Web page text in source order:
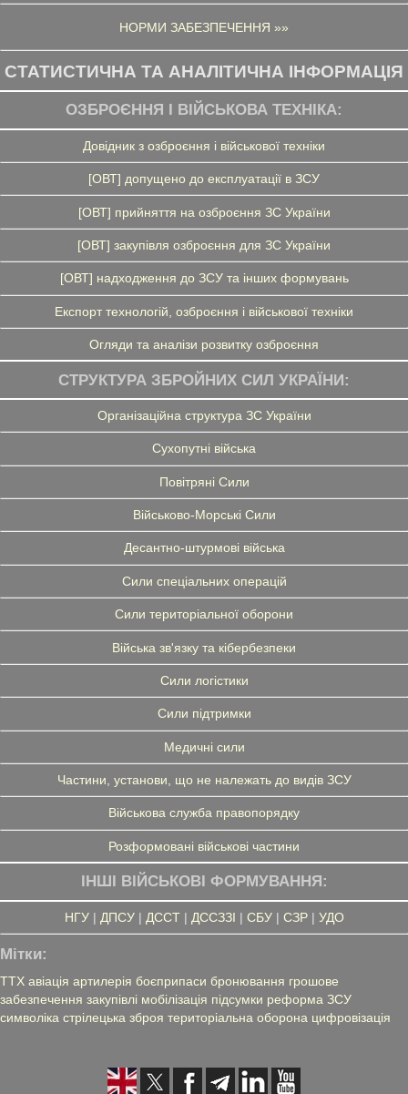
НОРМИ ЗАБЕЗПЕЧЕННЯ »»
СТАТИСТИЧНА ТА АНАЛІТИЧНА ІНФОРМАЦІЯ
ОЗБРОЄННЯ І ВІЙСЬКОВА ТЕХНІКА:
Довідник з озброєння і військової техніки
[ОВТ] допущено до експлуатації в ЗСУ
[ОВТ] прийняття на озброєння ЗС України
[ОВТ] закупівля озброєння для ЗС України
[ОВТ] надходження до ЗСУ та інших формувань
Експорт технологій, озброєння і військової техніки
Огляди та аналізи розвитку озброєння
СТРУКТУРА ЗБРОЙНИХ СИЛ УКРАЇНИ:
Організаційна структура ЗС України
Сухопутні війська
Повітряні Сили
Військово-Морські Сили
Десантно-штурмові війська
Сили спеціальних операцій
Сили територіальної оборони
Війська зв'язку та кібербезпеки
Сили логістики
Сили підтримки
Медичні сили
Частини, установи, що не належать до видів ЗСУ
Військова служба правопорядку
Розформовані військові частини
ІНШІ ВІЙСЬКОВІ ФОРМУВАННЯ:
НГУ| ДПСУ| ДССТ| ДССЗЗІ | СБУ| СЗР| УДО
Мітки:
ТТХ авіація артилерія боєприпаси бронювання грошове
забезпечення закупівлі мобілізація підсумки реформа ЗСУ
символіка стрілецька зброя територіальна оборона цифровізація